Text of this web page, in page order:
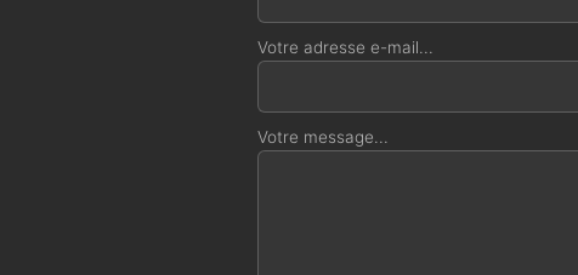
Votre adresse e-mail...
Votre message...